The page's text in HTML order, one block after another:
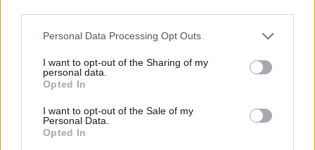
Please note that this website/app uses one or more Google
not limited to your visit or usage behaviour. You may click to
grant or deny consent to Google and its third-party tags to
use your data for below specified purposes in below Google
consent section.
Personal Data Processing Opt Outs
I want to opt-out of the Sharing of my
personal data.
Opted In
I want to opt-out of the Sale of my
Personal Data.
Opted In
Misztikus világ költözik a Budai Várba
2015. 07. 08.|Kultúrpart
Idén huszonkilencedik alkalommal lepik el a